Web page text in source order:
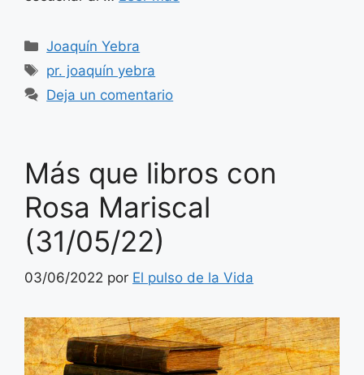
Categorías
Joaquín Yebra
Etiquetas
pr. joaquín yebra
Deja un comentario
Más que libros con
Rosa Mariscal
(31/05/22)
03/06/2022 por El pulso de la Vida